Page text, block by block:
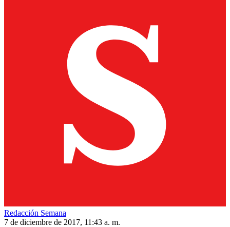
Redacción Semana
7 de diciembre de 2017, 11:43 a. m.